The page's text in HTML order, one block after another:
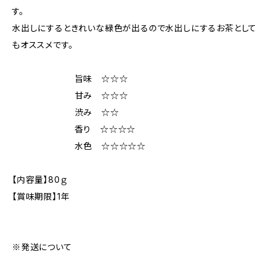
す。
水出しにするときれいな緑色が出るので水出しにするお茶として
もオススメです。
旨味 ☆☆☆
甘み ☆☆☆
渋み ☆☆
香り ☆☆☆☆
水色 ☆☆☆☆☆
【内容量】80ｇ
【賞味期限】1年
※発送について